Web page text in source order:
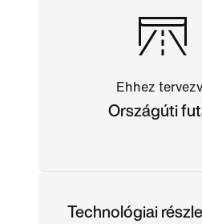
Ehhez
Országúti
Technológiai